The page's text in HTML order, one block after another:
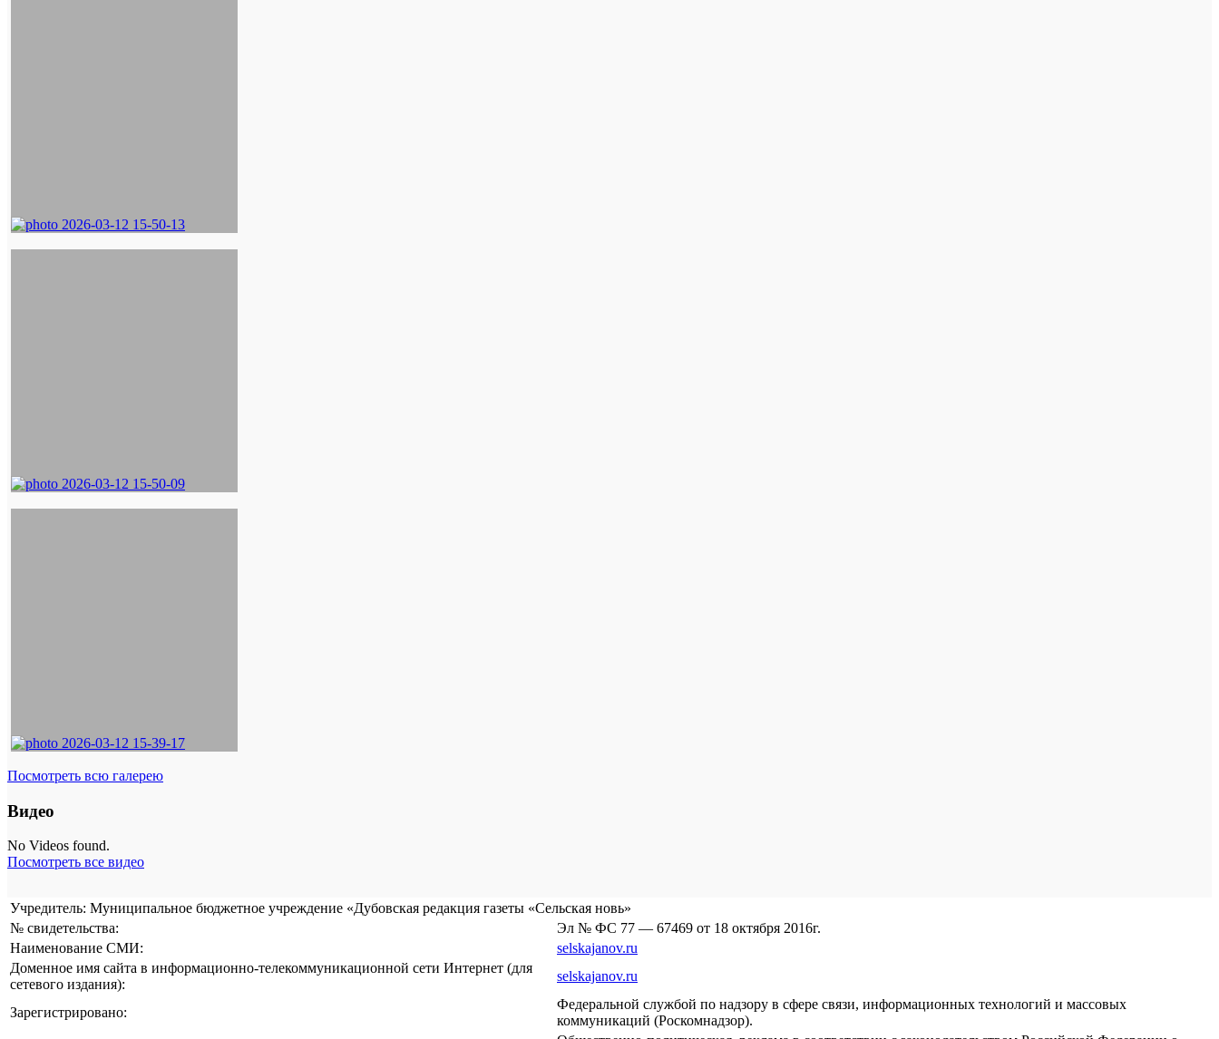
Посмотреть всю галерею
Видео
No Videos found.
Посмотреть все видео
Учредитель: Муниципальное бюджетное учреждение «Дубовская редакция газеты «Сельская новь»
№ свидетельства:
Эл № ФС 77 — 67469 от 18 октября 2016г.
Наименование СМИ:
selskajanov.ru
Доменное имя сайта в информационно-телекоммуникационной сети Интернет (для
сетевого издания):
selskajanov.ru
Зарегистрировано:
Федеральной службой по надзору в сфере связи, информационных технологий и массовых
коммуникаций (Роскомнадзор).